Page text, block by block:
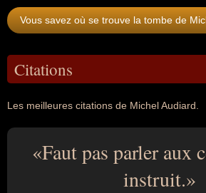
Vous savez où se trouve la tombe de
Citations
Les meilleures citations de Michel Audiard.
Faut pas parler aux
instruit.